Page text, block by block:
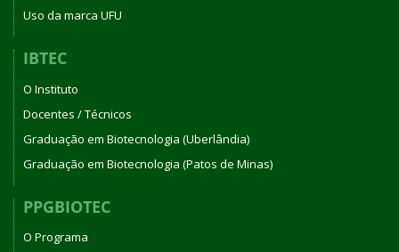
Uso da marca UFU
IBTEC
O Instituto
Docentes / Técnicos
Graduação em Biotecnologia (Uberlândia)
Graduação em Biotecnologia (Patos de Minas)
PPGBIOTEC
O Programa